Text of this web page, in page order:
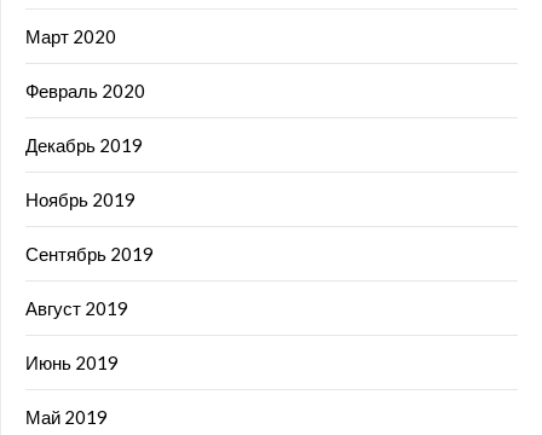
Март 2020
Февраль 2020
Декабрь 2019
Ноябрь 2019
Сентябрь 2019
Август 2019
Июнь 2019
Май 2019